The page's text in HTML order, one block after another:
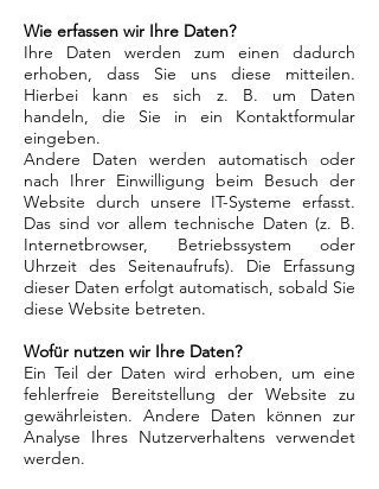
Wie erfassen wir Ihre Daten?
Ihre Daten werden zum einen dadurch
erhoben, dass Sie uns diese mitteilen.
Hierbei kann es sich z. B. um Daten
handeln, die Sie in ein Kontaktformular
eingeben.
Andere Daten werden automatisch oder
nach Ihrer Einwilligung beim Besuch der
Website durch unsere IT-Systeme erfasst.
Das sind vor allem technische Daten (z. B.
Internetbrowser, Betriebssystem oder
Uhrzeit des Seitenaufrufs). Die Erfassung
dieser Daten erfolgt automatisch, sobald Sie
diese Website betreten.
Wofür nutzen wir Ihre Daten?
Ein Teil der Daten wird erhoben, um eine
fehlerfreie Bereitstellung der Website zu
gewährleisten. Andere Daten können zur
Analyse Ihres Nutzerverhaltens verwendet
werden.